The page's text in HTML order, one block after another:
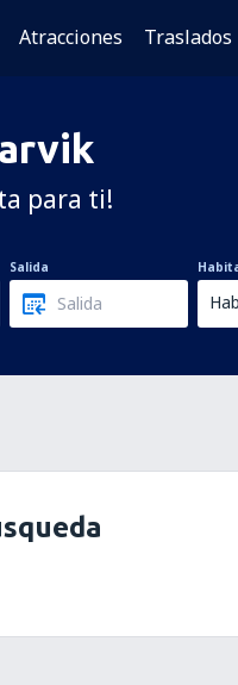
Atracciones Traslados
para ti!
Salida